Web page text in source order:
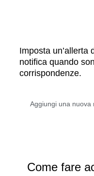
Imposta un’allerta
notifica quando
corrispondenze.
Come fare